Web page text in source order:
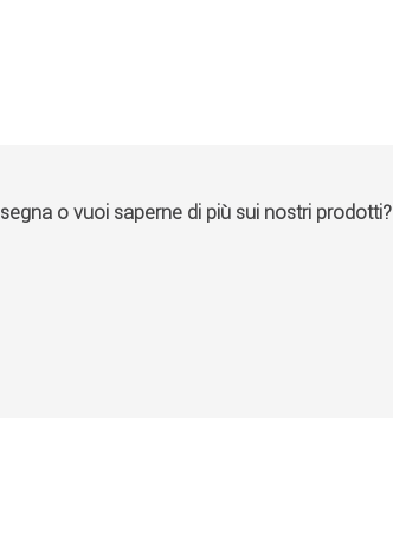
o vuoi saperne di più sui nostri prodotti?